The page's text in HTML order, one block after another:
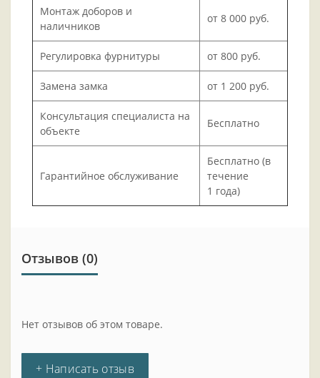
Монтаж доборов и
наличников
от 8 000 руб.
Регулировка фурнитуры от 800 руб.
Замена замка от 1 200 руб.
Консультация специалиста на
объекте
Бесплатно
Гарантийное обслуживание
Бесплатно (в
течение
1 года)
Отзывов (0)
Нет отзывов об этом товаре.
+ Написать отзыв